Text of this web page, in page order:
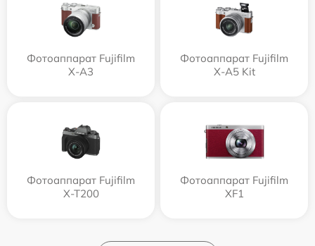
Фотоаппарат Fujifilm
X-A3
Фотоаппарат Fujifilm
X-A5 Kit
Фотоаппарат Fujifilm
X-T200
Фотоаппарат Fujifilm
XF1